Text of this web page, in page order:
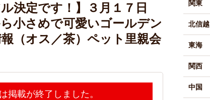
決定です！】３月１７日
小さめで可愛いゴールデン
（オス／茶）ペット里親会
掲載が終了しました。
関東
北信越
東海
関西
中国